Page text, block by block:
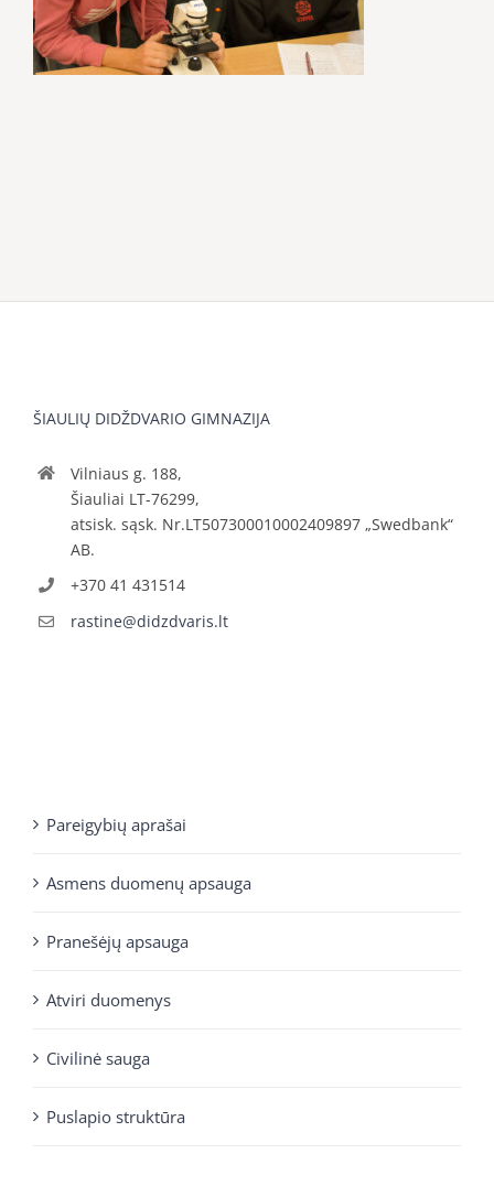
ŠIAULIŲ DIDŽDVARIO GIMNAZIJA
Vilniaus g. 188,
Šiauliai LT-76299,
atsisk. sąsk. Nr.LT507300010002409897 „Swedbank“
AB.
+370 41 431514
rastine@didzdvaris.lt
Pareigybių aprašai
Asmens duomenų apsauga
Pranešėjų apsauga
Atviri duomenys
Civilinė sauga
Puslapio struktūra